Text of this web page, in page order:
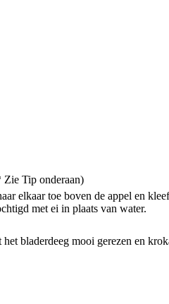
Zie Tip onderaan)
elkaar toe boven de appel en
met ei in plaats van water.
bladerdeeg mooi gerezen en